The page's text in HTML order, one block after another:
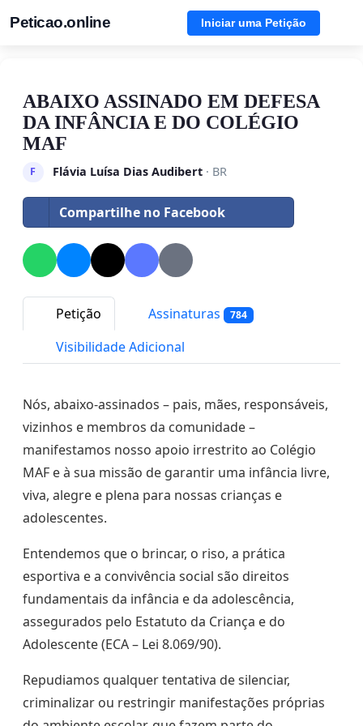
Peticao.online Iniciar uma Petição
ABAIXO ASSINADO EM DEFESA
DA INFÂNCIA E DO COLÉGIO
MAF
F Flávia Luísa Dias Audibert· BR
Compartilhe no Facebook
Petição Assinaturas 784
Visibilidade Adicional
Nós, abaixo-assinados – pais, mães, responsáveis,
vizinhos e membros da comunidade –
manifestamos nosso apoio irrestrito ao Colégio
MAF e à sua missão de garantir uma infância livre,
viva, alegre e plena para nossas crianças e
adolescentes.
Entendemos que o brincar, o riso, a prática
esportiva e a convivência social são direitos
fundamentais da infância e da adolescência,
assegurados pelo Estatuto da Criança e do
Adolescente (ECA – Lei 8.069/90).
Repudiamos qualquer tentativa de silenciar,
criminalizar ou restringir manifestações próprias